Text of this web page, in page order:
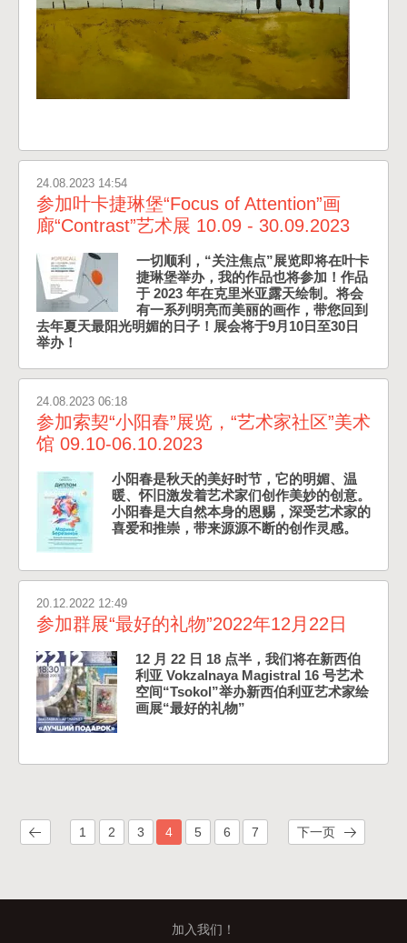
24.08.2023 14:54
参加叶卡捷琳堡“Focus of Attention”画
廊“Contrast”艺术展 10.09 - 30.09.2023
一切顺利，“关注焦点”展览即将在叶卡
捷琳堡举办，我的作品也将参加！作品
于 2023 年在克里米亚露天绘制。将会
有一系列明亮而美丽的画作，带您回到
去年夏天最阳光明媚的日子！展会将于9月10日至30日
举办！
24.08.2023 06:18
参加索契“小阳春”展览，“艺术家社区”美术
馆 09.10-06.10.2023
小阳春是秋天的美好时节，它的明媚、温
暖、怀旧激发着艺术家们创作美妙的创意。
小阳春是大自然本身的恩赐，深受艺术家的
喜爱和推崇，带来源源不断的创作灵感。
20.12.2022 12:49
参加群展“最好的礼物”2022年12月22日
12 月 22 日 18 点半，我们将在新西伯
利亚 Vokzalnaya Magistral 16 号艺术
空间“Tsokol”举办新西伯利亚艺术家绘
画展“最好的礼物”
1 2 3 4 5 6 7 下一页
加入我们！